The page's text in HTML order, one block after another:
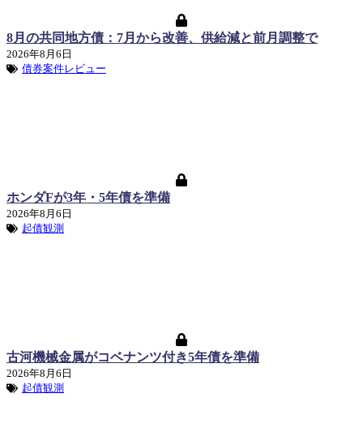
8月の共同地方債：7月から改善、供給減と前月調整で
2026年8月6日
債券案件レビュー
ホンダFが3年・5年債を準備
2026年8月6日
起債観測
古河機械金属がコベナンツ付き5年債を準備
2026年8月6日
起債観測